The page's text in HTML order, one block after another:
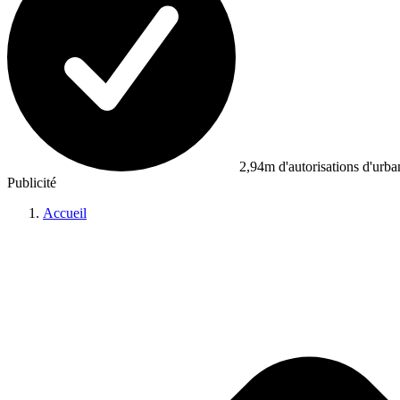
2,94m d'autorisations
Publicité
Accueil